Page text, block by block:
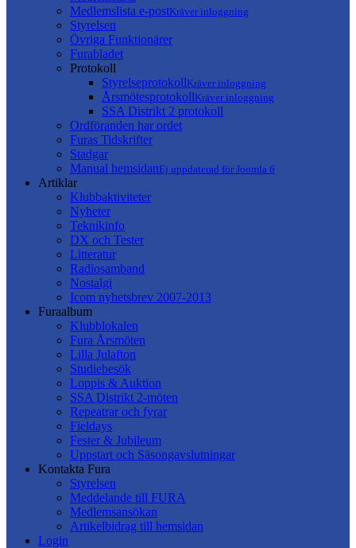
Medlemslista e-postKräver inloggning
Styrelsen
Övriga Funktionärer
Furabladet
Protokoll
StyrelseprotokollKräver inloggning
ÅrsmötesprotokollKräver inloggning
SSA Distrikt 2 protokoll
Ordföranden har ordet
Furas Tidskrifter
Stadgar
Manual hemsidanEj uppdaterad för Joomla 6
Artiklar
Klubbaktiviteter
Nyheter
Teknikinfo
DX och Tester
Litteratur
Radiosamband
Nostalgi
Icom nyhetsbrev 2007-2013
Furaalbum
Klubblokalen
Fura Årsmöten
Lilla Julafton
Studiebesök
Loppis & Auktion
SSA Distrikt 2-möten
Repeatrar och fyrar
Fieldays
Fester & Jubileum
Uppstart och Säsongavslutningar
Kontakta Fura
Styrelsen
Meddelande till FURA
Medlemsansökan
Artikelbidrag till hemsidan
Login